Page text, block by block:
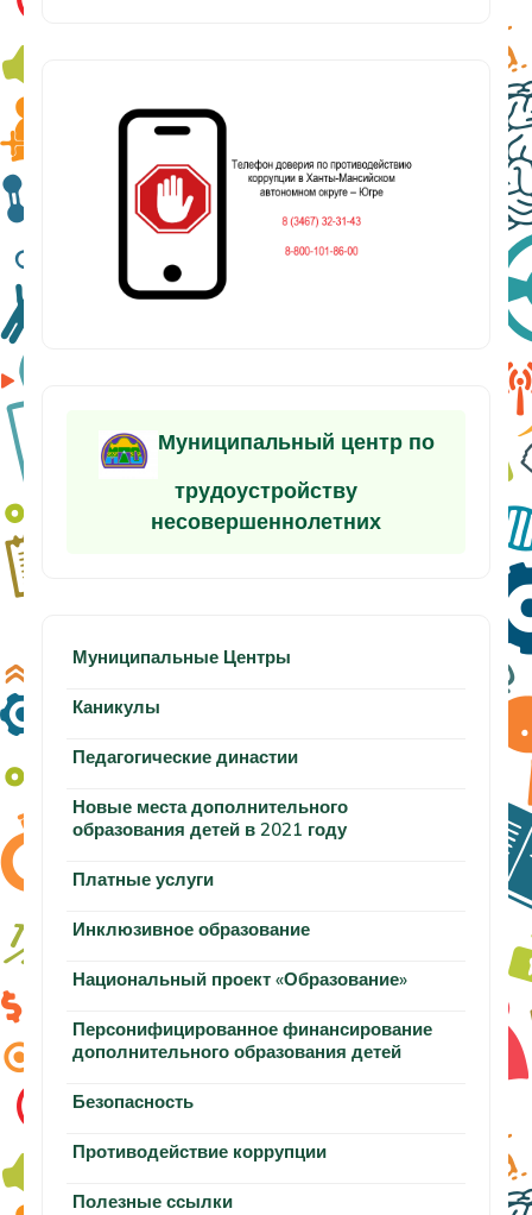
Муниципальный центр по
трудоустройству
несовершеннолетних
Муниципальные Центры
Каникулы
Педагогические династии
Новые места дополнительного
образования детей в 2021 году
Платные услуги
Инклюзивное образование
Национальный проект «Образование»
Персонифицированное финансирование
дополнительного образования детей
Безопасность
Противодействие коррупции
Полезные ссылки